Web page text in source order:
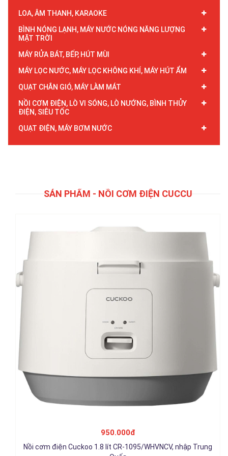
LOA, ÂM THANH, KARAOKE
BÌNH NÓNG LẠNH, MÁY NƯỚC NÓNG NĂNG LƯỢNG
MẶT TRỜI
MÁY RỬA BÁT, BẾP, HÚT MÙI
MÁY LỌC NƯỚC, MÁY LỌC KHÔNG KHÍ, MÁY HÚT ẨM
QUẠT CHẮN GIÓ, MÁY LÀM MÁT
NỒI CƠM ĐIỆN, LÒ VI SÓNG, LÒ NƯỚNG, BÌNH THỦY
ĐIỆN, SIÊU TỐC
QUẠT ĐIỆN, MÁY BƠM NƯỚC
SẢN PHẨM - NỒI CƠM ĐIỆN CUCCU
950.000đ
Nồi cơm điện Cuckoo 1.8 lít CR-1095/WHVNCV, nhập Trung
Nồi cơm điện Cuckoo 1.8 lít CR-1095/WHVNCV, nhập Trung
Chi tiết